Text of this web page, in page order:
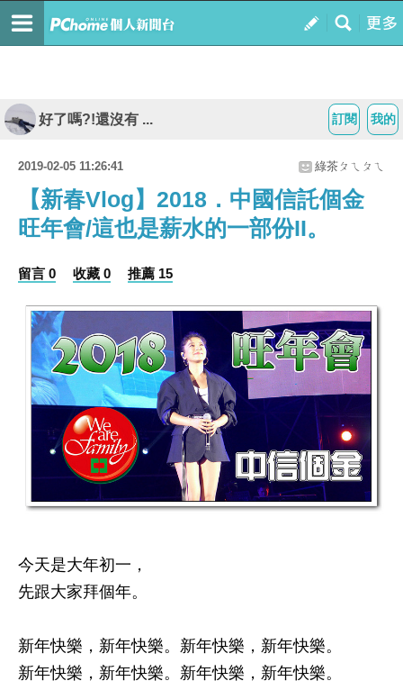
我的
訂閱
好了嗎?!還沒有 ...
2019-02-05 11:26:41 綠茶ㄆㄟㄆㄟ
【新春Vlog】2018．中國信託個金
旺年會/這也是薪水的一部份II。
留言 0 收藏 0 推薦 15
今天是大年初一，
先跟大家拜個年。
新年快樂，新年快樂。新年快樂，新年快樂。
新年快樂，新年快樂。新年快樂，新年快樂。